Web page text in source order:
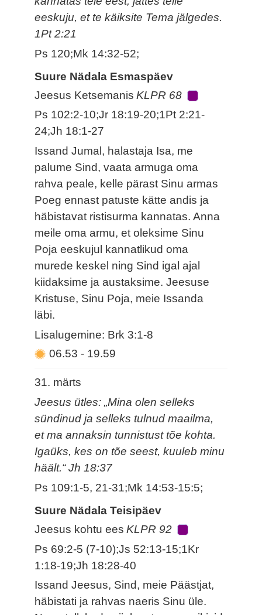
eeskuju, et te käiksite Tema jälgedes.
1Pt 2:21
Ps 120;Mk 14:32-52;
Suure Nädala Esmaspäev
Jeesus Ketsemanis KLPR 68
Ps 102:2-10;Jr 18:19-20;1Pt 2:21-
24;Jh 18:1-27
Issand Jumal, halastaja Isa, me
palume Sind, vaata armuga oma
rahva peale, kelle pärast Sinu armas
Poeg ennast patuste kätte andis ja
häbistavat ristisurma kannatas. Anna
meile oma armu, et oleksime Sinu
Poja eeskujul kannatlikud oma
murede keskel ning Sind igal ajal
kiidaksime ja austaksime. Jeesuse
Kristuse, Sinu Poja, meie Issanda
läbi.
Lisalugemine: Brk 3:1-8
06.53- 19.59
31. märts
Jeesus ütles: „Mina olen selleks
sündinud ja selleks tulnud maailma,
et ma annaksin tunnistust tõe kohta.
Igaüks, kes on tõe seest, kuuleb minu
häält.“ Jh 18:37
Ps 109:1-5, 21-31;Mk 14:53-15:5;
Suure Nädala Teisipäev
Jeesus kohtu ees KLPR 92
Ps 69:2-5 (7-10);Js 52:13-15;1Kr
1:18-19;Jh 18:28-40
Issand Jeesus, Sind, meie Päästjat,
häbistati ja rahvas naeris Sinu üle.